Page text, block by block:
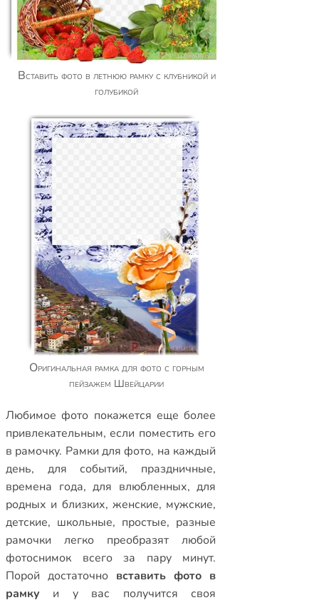
Вставить фото в летнюю рамку с клубникой и
голубикой
Оригинальная рамка для фото с горным
пейзажем Швейцарии
Любимое фото покажется еще более
привлекательным, если поместить его
в рамочку. Рамки для фото, на каждый
день, для событий, праздничные,
времена года,для влюбленных,для
родных и близких, женские, мужские,
детские, школьные, простые, разные
рамочки легко преобразят любой
фотоснимок всего за пару минут.
Порой достаточно вставить фото в
рамку и у вас получится своя